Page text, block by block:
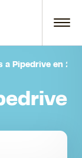
a Pipedrive en